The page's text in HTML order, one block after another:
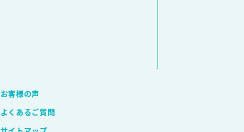
お客様の声
よくあるご質問